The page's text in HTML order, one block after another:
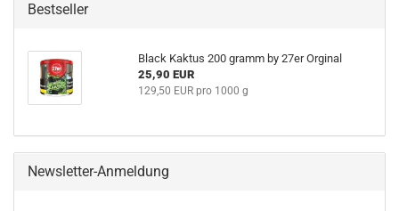
Bestseller
Black Kaktus 200 gramm by 27er Orginal
25,90 EUR
129,50 EUR pro 1000 g
Newsletter-Anmeldung